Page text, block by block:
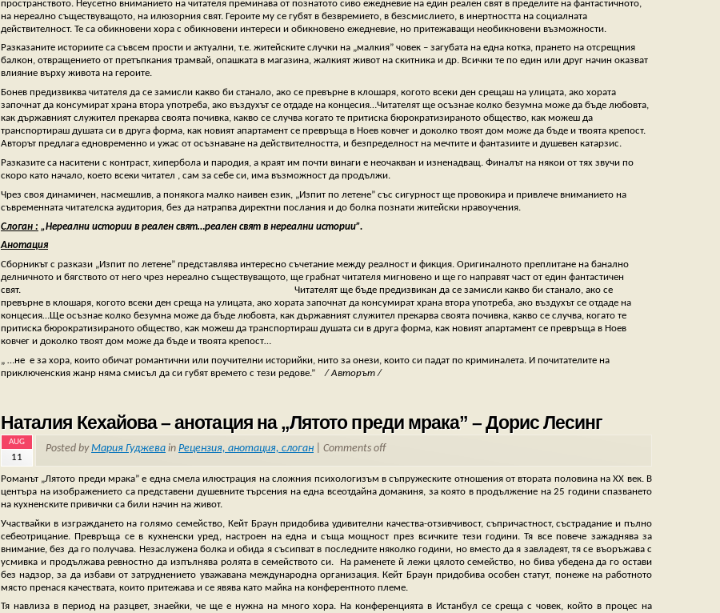
пространството. Неусетно вниманието на читателя преминава от познатото сиво ежедневие на един реален свят в пределите на фантастичното,
на нереално съществуващото, на илюзорния свят. Героите му се губят в безвремието, в безсмислието, в инертността на социалната
действителност. Те са обикновени хора с обикновени интереси и обикновено ежедневие, но притежаващи необикновени възможности.
Разказаните историите са съвсем прости и актуални, т.е. житейските случки на „малкия” човек – загубата на една котка, прането на отсрещния
балкон, отвращението от претъпкания трамвай, опашката в магазина, жалкият живот на скитника и др. Всички те по един или друг начин оказват
влияние върху живота на героите.
Бонев предизвиква читателя да се замисли какво би станало, ако се превърне в клошаря, когото всеки ден срещаш на улицата, ако хората
започнат да консумират храна втора употреба, ако въздухът се отдаде на концесия…Читателят ще осъзнае колко безумна може да бъде любовта,
как държавният служител прекарва своята почивка, какво се случва когато те притиска бюрократизираното общество, как можеш да
транспортираш душата си в друга форма, как новият апартамент се превръща в Ноев ковчег и доколко твоят дом може да бъде и твоята крепост.
Авторът предлага едновременно и ужас от осъзнаване на действителността, и безпределност на мечтите и фантазиите и душевен катарзис.
Разказите са наситени с контраст, хипербола и пародия, а краят им почти винаги е неочакван и изненадващ. Финалът на някои от тях звучи по
скоро като начало, което всеки читател , сам за себе си, има възможност да продължи.
Чрез своя динамичен, насмешлив, а понякога малко наивен език, „Изпит по летене” със сигурност ще провокира и привлече вниманието на
съвременната читателска аудитория, без да натрапва директни послания и до болка познати житейски нравоучения.
Слоган : „Нереални истории в реален свят…реален свят в нереални истории”.
Анотация
Сборникът с разкази „Изпит по летене” представлява интересно съчетание между реалност и фикция. Оригиналното преплитане на банално
делничното и бягството от него чрез нереално съществуващото, ще грабнат читателя мигновено и ще го направят част от един фантастичен
свят. Читателят ще бъде предизвикан да се замисли какво би станало, ако се
превърне в клошаря, когото всеки ден среща на улицата, ако хората започнат да консумират храна втора употреба, ако въздухът се отдаде на
концесия…Ще осъзнае колко безумна може да бъде любовта, как държавният служител прекарва своята почивка, какво се случва, когато те
притиска бюрократизираното общество, как можеш да транспортираш душата си в друга форма, как новият апартамент се превръща в Ноев
ковчег и доколко твоят дом може да бъде и твоята крепост…
„ …не е за хора, които обичат романтични или поучителни историйки, нито за онези, които си падат по криминалета. И почитателите на
приключенския жанр няма смисъл да си губят времето с тези редове.”/ Авторът /
Наталия Кехайова – анотация на „Лятото преди мрака” – Дорис Лесинг
AUG
11
Posted byМария Гуджева in Рецензия, анотация, слоган Comments off
Романът „Лятото преди мрака” е една смела илюстрация на сложния психологизъм в съпружеските отношения от втората половина на XX век. В
центъра на изображението са представени душевните търсения на една всеотдайна домакиня, за която в продължение на 25 години спазването
на кухненските привички са били начин на живот.
Участвайки в изграждането на голямо семейство, Кейт Браун придобива удивителни качества-отзивчивост, съпричастност, състрадание и пълно
себеотрицание. Превръща се в кухненски уред, настроен на една и съща мощност през всичките тези години. Тя все повече зажаднява за
внимание, без да го получава. Незаслужена болка и обида я съсипват в последните няколко години, но вместо да я завладеят, тя се въоръжава с
усмивка и продължава ревностно да изпълнява ролята в семейството си. На раменете й лежи цялото семейство, но бива убедена да го остави
без надзор, за да избави от затруднението уважавана международна организация. Кейт Браун придобива особен статут, понеже на работното
място пренася качествата, които притежава и се явява като майка на конферентното племе.
Тя навлиза в период на разцвет, знаейки, че ще е нужна на много хора. На конференцията в Истанбул се среща с човек, който в процес на